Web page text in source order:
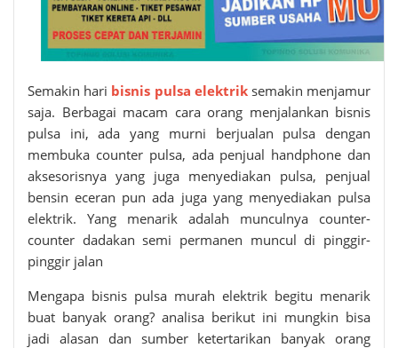
Semakin hari bisnis pulsa elektriksemakin menjamur
saja. Berbagai macam cara orang menjalankan bisnis
pulsa ini, ada yang murni berjualan pulsa dengan
membuka counter pulsa, ada penjual handphone dan
aksesorisnya yang juga menyediakan pulsa, penjual
bensin eceran pun ada juga yang menyediakan pulsa
elektrik. Yang menarik adalah munculnya counter-
counter dadakan semi permanen muncul di pinggir-
pinggir jalan
Mengapa bisnis pulsa murah elektrik begitu menarik
buat banyak orang? analisa berikut ini mungkin bisa
jadi alasan dan sumber ketertarikan banyak orang